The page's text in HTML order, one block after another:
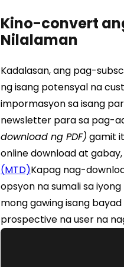
Kino-convert
Nilalaman
Kadalasan, ang pag-
ng isang potensyal na
impormasyon sa isang
newsletter para sa pag-
download ng PDF) gamit
online download at
(MTD)Kapag nag-
opsyon na sumali sa
mong gawing isang
prospective na user na